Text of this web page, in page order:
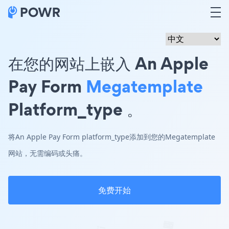
在您的网站上嵌入 An Apple
Pay Form Megatemplate
Platform_type 。
将An Apple Pay Form platform_type添加到您的Megatemplate
网站，无需编码或头痛。
免费开始